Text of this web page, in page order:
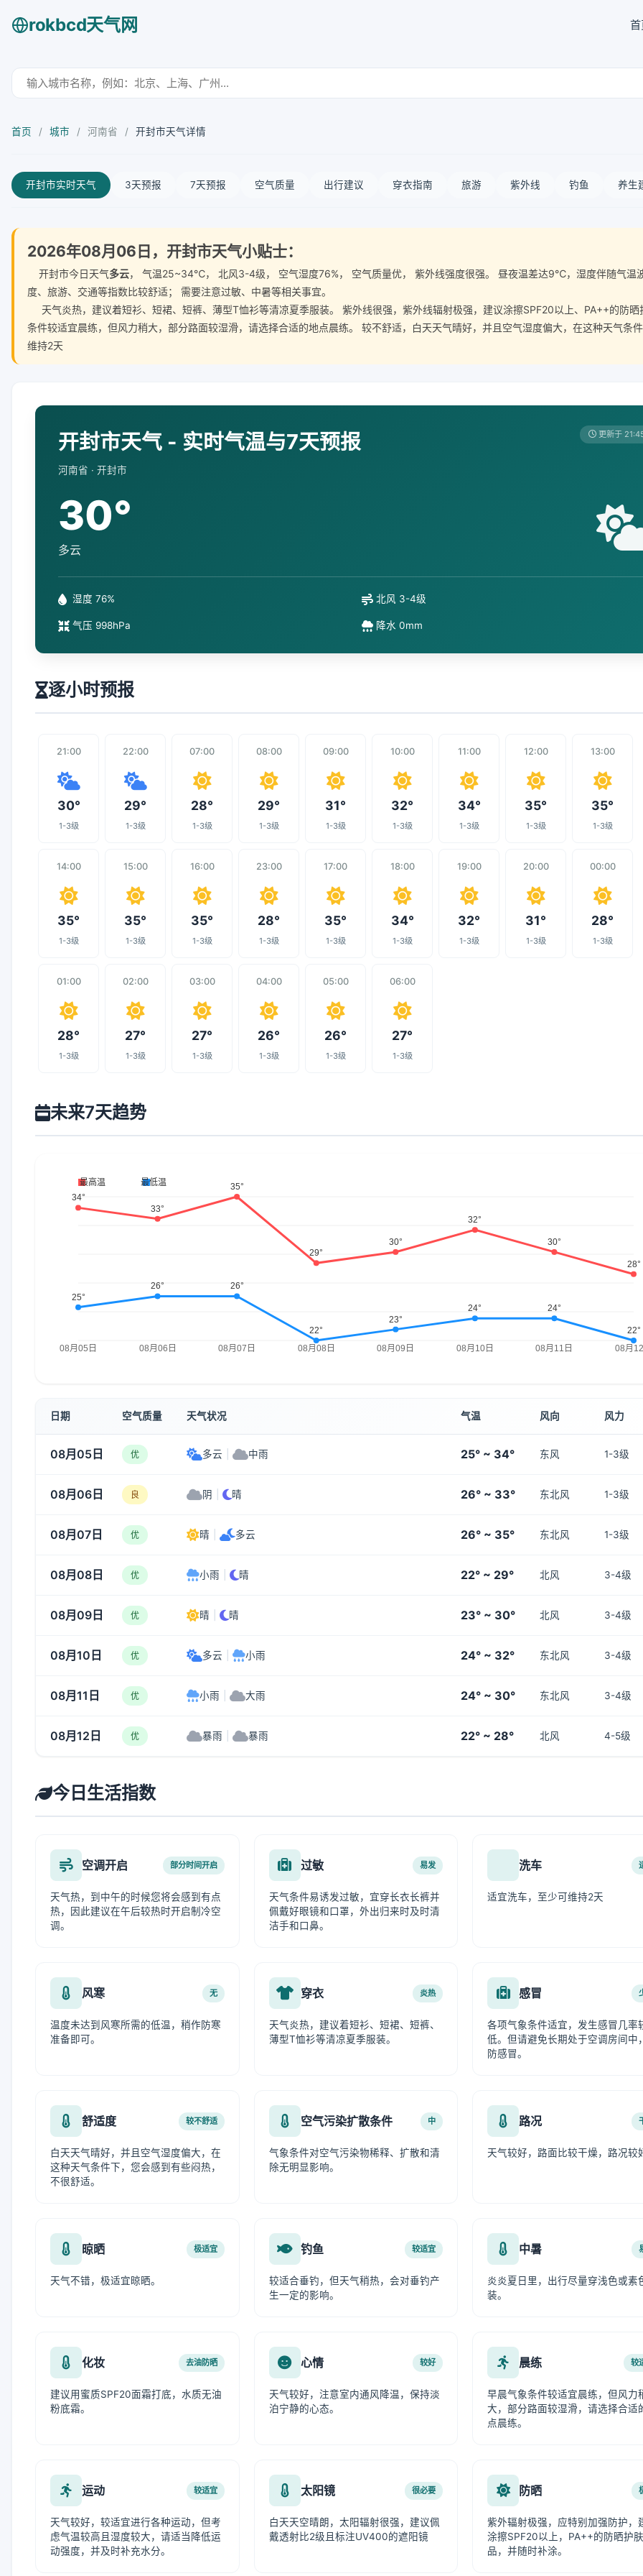
rokbcd天气网
首页 / 城市 / 河南省 / 开封市天气详情
开封市实时天气 3天预报 7天预报 空气质量 出行建议 穿衣指南 旅游 紫外线 钓鱼 养生
2026年08月06日，开封市天气小贴士：
开封市今日天气多云， 气温25~34℃， 北风3-4级， 空气湿度76%， 空气质量优， 紫外线强度很强。 昼夜温差达9℃，湿度伴随气温
度、旅游、交通等指数比较舒适； 需要注意过敏、中暑等相关事宜。
天气炎热，建议着短衫、短裙、短裤、薄型T恤衫等清凉夏季服装。 紫外线很强，紫外线辐射极强，建议涂擦SPF20以上、PA++的防
条件较适宜晨练，但风力稍大，部分路面较湿滑，请选择合适的地点晨练。 较不舒适，白天天气晴好，并且空气湿度偏大，在这种天气条
维持2天
开封市天气 - 实时气温与7天预报
河南省 · 开封市
更新于
30°
多云
湿度 76% 北风 3-4级
气压 998hPa 降水 0mm
逐小时预报
21:00
30°
1-3级
22:00
29°
1-3级
07:00
28°
1-3级
08:00
29°
1-3级
09:00
31°
1-3级
10:00
32°
1-3级
11:00
34°
1-3级
12:00
35°
1-3级
13:00
35°
1-3级
14:00
35°
1-3级
15:00
35°
1-3级
16:00
35°
1-3级
23:00
28°
1-3级
17:00
35°
1-3级
18:00
34°
1-3级
19:00
32°
1-3级
20:00
31°
1-3级
00:00
28°
1-3级
01:00
28°
1-3级
02:00
27°
1-3级
03:00
27°
1-3级
04:00
26°
1-3级
05:00
26°
1-3级
06:00
27°
1-3级
未来7天趋势
日期 空气质量 天气状况 气温 风向 风力
08月05日 优 多云 中雨 25° ~ 34° 东风 1-3级
08月06日 良 阴 晴 26° ~ 33° 东北风 1-3级
08月07日 优 晴 多云 26° ~ 35° 东北风 1-3级
08月08日 优 小雨 晴 22° ~ 29° 北风 3-4级
08月09日 优 晴 晴 23° ~ 30° 北风 3-4级
08月10日 优 多云 小雨 24° ~ 32° 东北风 3-4级
08月11日 优 小雨 大雨 24° ~ 30° 东北风 3-4级
08月12日 优 暴雨 暴雨 22° ~ 28° 北风 4-5级
今日生活指数
空调开启 部分时间开启
天气热，到中午的时候您将会感到有点
热，因此建议在午后较热时开启制冷空
调。
过敏 易发
天气条件易诱发过敏，宜穿长衣长裤并
佩戴好眼镜和口罩，外出归来时及时清
洁手和口鼻。
洗车
适宜洗车，至少可维持2天
风寒 无
温度未达到风寒所需的低温，稍作防寒
准备即可。
穿衣 炎热
天气炎热，建议着短衫、短裙、短裤、
薄型T恤衫等清凉夏季服装。
感冒
各项气象条件适宜，发生感冒几率
低。但请避免长期处于空调房间中
防感冒。
舒适度 较不舒适
白天天气晴好，并且空气湿度偏大，在
这种天气条件下，您会感到有些闷热，
不很舒适。
空气污染扩散条件 中
气象条件对空气污染物稀释、扩散和清
除无明显影响。
路况
天气较好，路面比较干燥，路况较
晾晒 极适宜
天气不错，极适宜晾晒。
钓鱼 较适宜
较适合垂钓，但天气稍热，会对垂钓产
生一定的影响。
中暑
炎炎夏日里，出行尽量穿浅色或素
装。
化妆 去油防晒
建议用蜜质SPF20面霜打底，水质无油
粉底霜。
心情 较好
天气较好，注意室内通风降温，保持淡
泊宁静的心态。
晨练 较
早晨气象条件较适宜晨练，但风力
大，部分路面较湿滑，请选择合适
点晨练。
运动 较适宜
天气较好，较适宜进行各种运动，但考
虑气温较高且湿度较大，请适当降低运
动强度，并及时补充水分。
太阳镜 很必要
白天天空晴朗，太阳辐射很强，建议佩
戴透射比2级且标注UV400的遮阳镜
防晒
紫外辐射极强，应特别加强防护，
涂擦SPF20以上，PA++的防晒护
品，并随时补涂。